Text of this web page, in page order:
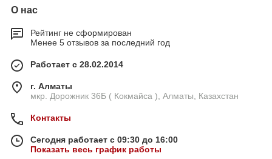
О нас
Рейтинг не сформирован
Менее 5 отзывов за последний год
Работает с 28.02.2014
г. Алматы
мкр. Дорожник 36Б ( Кокмайса ), Алматы, Казахстан
Контакты
Сегодня работает с 09:30 до 16:00
Показать весь график работы